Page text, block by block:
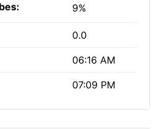
9%
0.0
06:16 AM
07:09 PM